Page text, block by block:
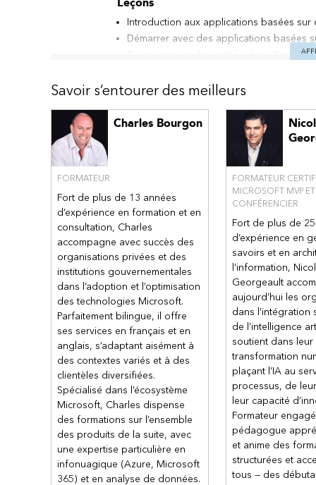
Introduction aux applications basées sur
Démarrer avec des applications basées
Créer et gérer des entités dans Common
Travailler avec des options dans Common
Définir et créer des règles commerciales
Créer et définir des champs de calcul ou
Démarrer avec des rôles de sécurité
Module 2: Créer une application
Ce module vous présente Power Apps,
distribuer. Il vous montrera également
interface utilisateur en utilisant des
des contrôles.
Leçons
Démarrer avec Power Apps
Personnaliser une application canvas
Gérer les applications dans Power Apps
Navigation dans une application canvas
Comment construire l'interface utilisateur
Utiliser et comprendre les contrôles dans
Documenter et tester votre application
Module 3: Maîtriser les
canvas
Ce module vous aidera à utiliser des
performance et des tests. Il vous aidera
Savoir s’entourer des meilleurs
Charles Bourgon
FORMATEUR
Fort de plus de 13 années
d’expérience en formation et en
consultation, Charles
accompagne avec succès des
organisations privées et des
institutions gouvernementales
dans l’adoption et l’optimisation
des technologies Microsoft.
Parfaitement bilingue, il offre
ses services en français et en
anglais, s’adaptant aisément à
des contextes variés et à des
clientèles diversifiées.
Spécialisé dans l’écosystème
Microsoft, Charles dispense
des formations sur l’ensemble
des produits de la suite, avec
une expertise particulière en
infonuagique (Azure, Microsoft
365) et en analyse de données.
FORMATEUR
MICROSOFT MVP ET
CONFÉRENCIER
Fort de plus de
d’expérience en
savoirs et en
l’information,
Georgeault
aujourd’hui les
dans l’intégration
de l’intelligence
soutient dans leur
transformation
plaçant l’IA au
processus, de
leur capacité
Formateur
pédagogue
et anime des
structurées et
tous — des